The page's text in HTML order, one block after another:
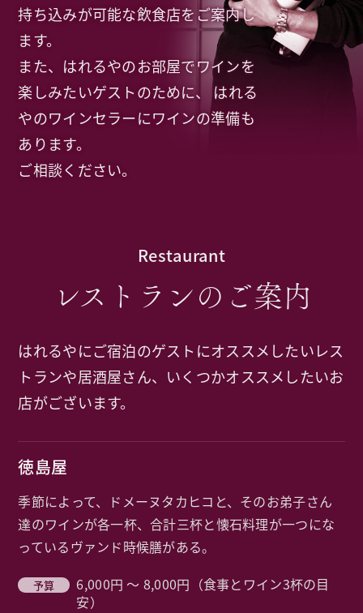
持ち込みが可能な飲食店をご案内し
ます。
また、はれるやのお部屋でワインを
楽しみたいゲストのために、
はれる
やのワインセラーにワインの準備も
あります。
ご相談ください。
Restaurant
レストランの ご案内
はれるやにご宿泊のゲストにオススメしたいレス
トランや居酒屋さん、 いくつかオススメしたいお
店がございます。
徳島屋
季節によって、ドメーヌタカヒコと、そのお弟子さん
達のワインが各一杯、合計三杯と懐石料理が一つにな
っているヴァンド時候膳がある。
6,000円 〜 8,000円（食事とワイン3杯の目
安）